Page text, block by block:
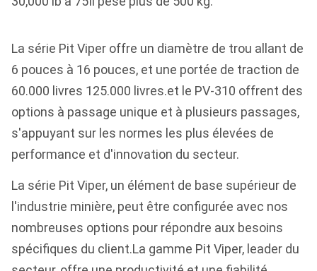
La série Pit Viper offre un diamètre de trou allant de
6 pouces à 16 pouces, et une portée de traction de
60.000 livres 125.000 livres.et le PV-310 offrent des
options à passage unique et à plusieurs passages,
s'appuyant sur les normes les plus élevées de
performance et d'innovation du secteur.
La série Pit Viper, un élément de base supérieur de
l'industrie minière, peut être configurée avec nos
nombreuses options pour répondre aux besoins
spécifiques du client.La gamme Pit Viper, leader du